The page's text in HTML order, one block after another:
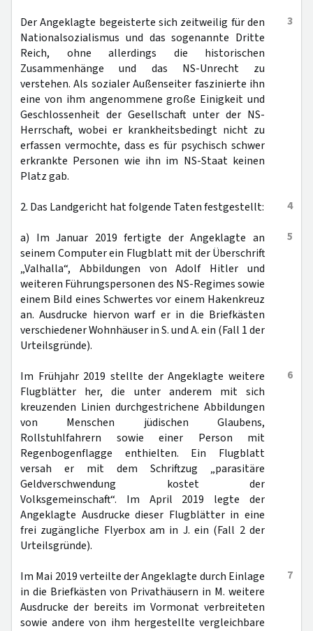
3
Der Angeklagte begeisterte sich zeitweilig für den
Nationalsozialismus und das sogenannte Dritte
Reich, ohne allerdings die historischen
Zusammenhänge und das NS-Unrecht zu
verstehen. Als sozialer Außenseiter faszinierte ihn
eine von ihm angenommene große Einigkeit und
Geschlossenheit der Gesellschaft unter der NS-
Herrschaft, wobei er krankheitsbedingt nicht zu
erfassen vermochte, dass es für psychisch schwer
erkrankte Personen wie ihn im NS-Staat keinen
Platz gab.
4
2. Das Landgericht hat folgende Taten festgestellt:
5
a) Im Januar 2019 fertigte der Angeklagte an
seinem Computer ein Flugblatt mit der Überschrift
„Valhalla“, Abbildungen von Adolf Hitler und
weiteren Führungspersonen des NS-Regimes sowie
einem Bild eines Schwertes vor einem Hakenkreuz
an. Ausdrucke hiervon warf er in die Briefkästen
verschiedener Wohnhäuser in S. und A. ein (Fall 1 der
Urteilsgründe).
6
Im Frühjahr 2019 stellte der Angeklagte weitere
Flugblätter her, die unter anderem mit sich
kreuzenden Linien durchgestrichene Abbildungen
von Menschen jüdischen Glaubens,
Rollstuhlfahrern sowie einer Person mit
Regenbogenflagge enthielten. Ein Flugblatt
versah er mit dem Schriftzug „parasitäre
Geldverschwendung kostet der
Volksgemeinschaft“. Im April 2019 legte der
Angeklagte Ausdrucke dieser Flugblätter in eine
frei zugängliche Flyerbox am in J. ein (Fall 2 der
Urteilsgründe).
7
Im Mai 2019 verteilte der Angeklagte durch Einlage
in die Briefkästen von Privathäusern in M. weitere
Ausdrucke der bereits im Vormonat verbreiteten
sowie andere von ihm hergestellte vergleichbare